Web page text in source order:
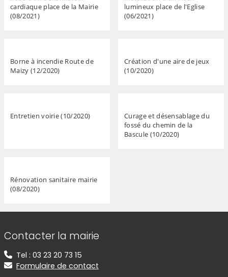
cardiaque place de la Mairie
(08/2021)
lumineux place de l'Eglise
(06/2021)
Borne à incendie Route de
Maizy (12/2020)
Création d'une aire de jeux
(10/2020)
Entretien voirie (10/2020)
Curage et désensablage du
fossé du chemin de la
Bascule (10/2020)
Rénovation sanitaire mairie
(08/2020)
Informations de contact
Contacter la mairie
Tel : 03 23 20 73 15
Formulaire de contact